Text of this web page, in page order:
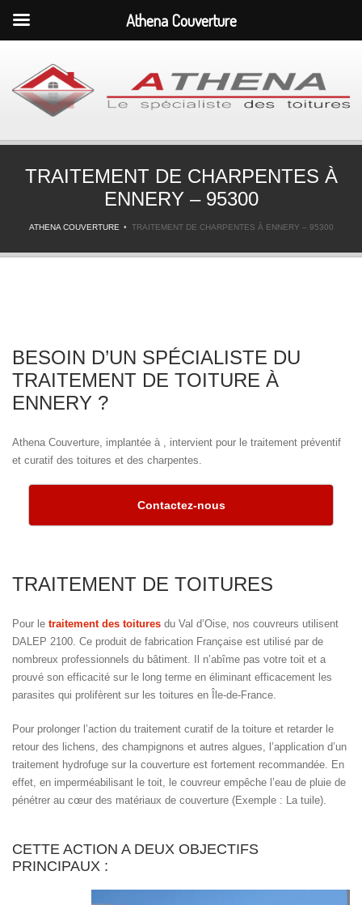
TRAITEMENT DE CHARPENTES À
ENNERY – 95300
ATHENA COUVERTURE TRAITEMENT DE CHARPENTES À ENNERY – 95300
BESOIN D’UN SPÉCIALISTE DU
TRAITEMENT DE TOITURE À
ENNERY ?
Athena Couverture, implantée à , intervient pour le traitement préventif
et curatif des toitures et des charpentes.
Contactez-nous
TRAITEMENT DE TOITURES
Pour le traitement des toitures du Val d’Oise, nos couvreurs utilisent
DALEP 2100. Ce produit de fabrication Française est utilisé par de
nombreux professionnels du bâtiment. Il n’abîme pas votre toit et a
prouvé son efficacité sur le long terme en éliminant efficacement les
parasites qui prolifèrent sur les toitures en Île-de-France.
Pour prolonger l’action du traitement curatif de la toiture et retarder le
retour des lichens, des champignons et autres algues, l’application d’un
traitement hydrofuge sur la couverture est fortement recommandée. En
effet, en imperméabilisant le toit, le couvreur empêche l’eau de pluie de
pénétrer au cœur des matériaux de couverture (Exemple : La tuile).
CETTE ACTION A DEUX OBJECTIFS
PRINCIPAUX :
Athena Couverture